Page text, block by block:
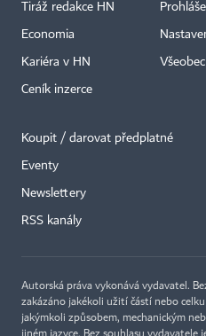
Tiráž redakce HN
Economia
Kariéra v HN
Ceník inzerce
Koupit / darovat předplatné
Eventy
Newslettery
RSS kanály
Autorská práva vykonává vydavatel.
zakázáno jakékoli užití částí nebo
jakýmkoli způsobem, mechanickým